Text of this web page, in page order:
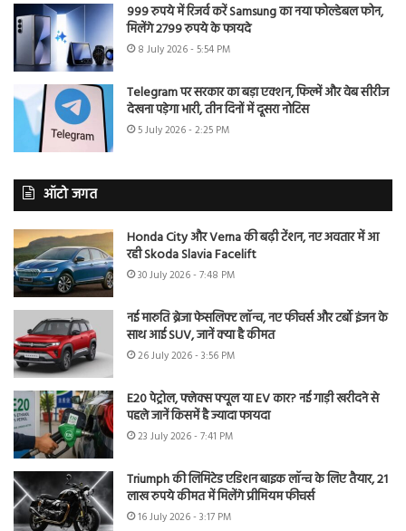
999 रुपये में रिजर्व करें Samsung का नया फोल्डेबल फोन,
मिलेंगे 2799 रुपये के फायदे
8 July 2026 - 5:54 PM
Telegram पर सरकार का बड़ा एक्शन, फिल्में और वेब सीरीज
देखना पड़ेगा भारी, तीन दिनों में दूसरा नोटिस
5 July 2026 - 2:25 PM
ऑटो जगत
Honda City और Verna की बढ़ी टेंशन, नए अवतार में आ
रही Skoda Slavia Facelift
30 July 2026 - 7:48 PM
नई मारुति ब्रेजा फेसलिफ्ट लॉन्च, नए फीचर्स और टर्बो इंजन के
साथ आई SUV, जानें क्या है कीमत
26 July 2026 - 3:56 PM
E20 पेट्रोल, फ्लेक्स फ्यूल या EV कार? नई गाड़ी खरीदने से
पहले जानें किसमें है ज्यादा फायदा
23 July 2026 - 7:41 PM
Triumph की लिमिटेड एडिशन बाइक लॉन्च के लिए तैयार, 21
लाख रुपये कीमत में मिलेंगे प्रीमियम फीचर्स
16 July 2026 - 3:17 PM